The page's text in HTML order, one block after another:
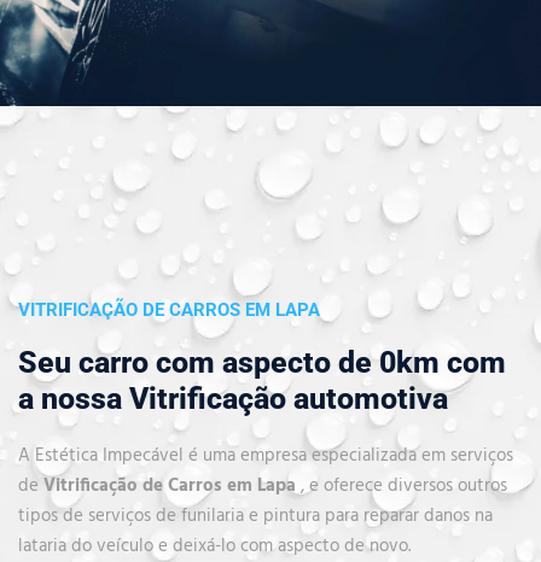
VITRIFICAÇÃO DE CARROS EM LAPA
Seu carro com aspecto de 0km com
a nossa Vitrificação automotiva
A Estética Impecável é uma empresa especializada em serviços
de Vitrificação de Carros em Lapa, e oferece diversos outros
tipos de serviços de funilaria e pintura para reparar danos na
lataria do veículo e deixá-lo com aspecto de novo.